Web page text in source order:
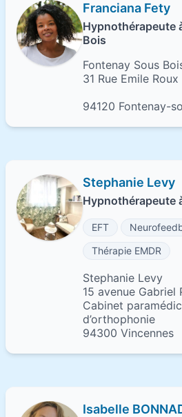
Franciana Fety
Hypnothérapeute
Bois
Fontenay Sous
31 Rue Emile Roux
94120 Fontenay-
Stephanie Levy
Hypnothérapeute
EFT
Thérapie EMDR
Stephanie Levy
15 avenue Gabriel
Cabinet
d’orthophonie
94300 Vincennes
Isabelle